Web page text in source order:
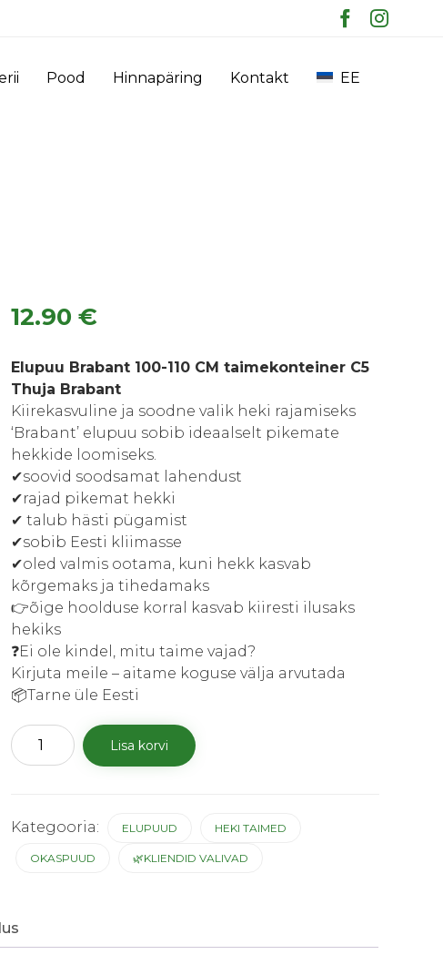
Pood Hinnapäring Kontakt EE
12.90€
Elupuu Brabant 100-110 CM taimekonteiner C5
Thuja Brabant
Kiirekasvuline ja soodne valik heki rajamiseks
‘Brabant’ elupuu sobib ideaalselt pikemate
hekkide loomiseks.
✔soovid soodsamat lahendust
✔rajad pikemat hekki
✔ talub hästi pügamist
✔sobib Eesti kliimasse
✔oled valmis ootama, kuni hekk kasvab
kõrgemaks ja tihedamaks
👉õige hoolduse korral kasvab kiiresti ilusaks
hekiks
❓Ei ole kindel, mitu taime vajad?
Kirjuta meile – aitame koguse välja arvutada
📦Tarne üle Eesti
Elupuu
Brabant
100-
Lisa korvi
Kategooria: ELUPUUD HEKI TAIMED
OKASPUUD 🌿KLIENDID VALIVAD